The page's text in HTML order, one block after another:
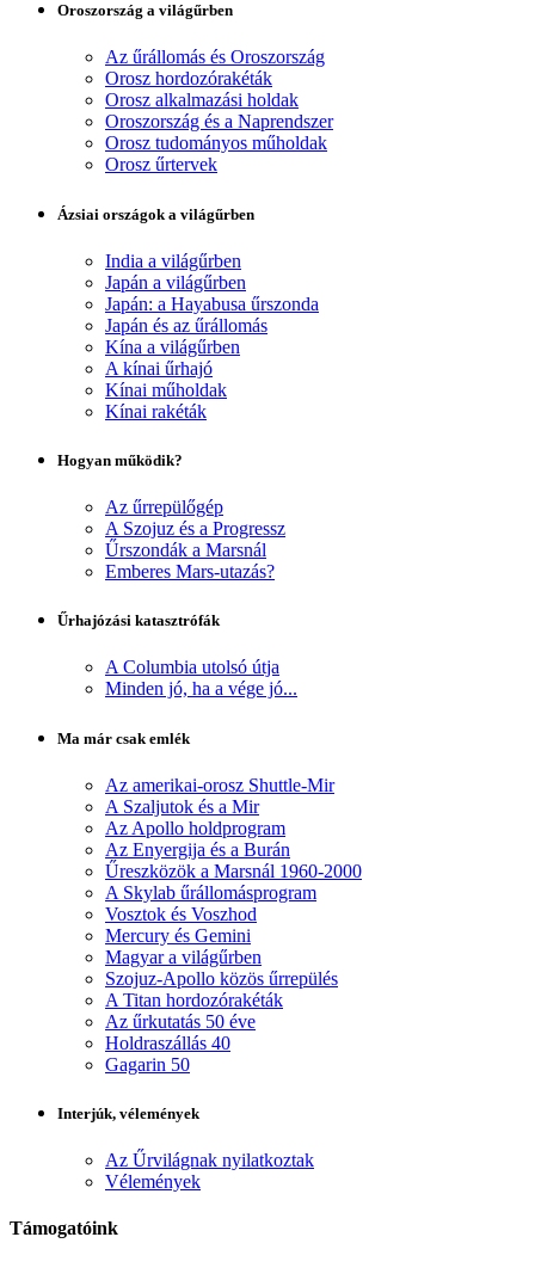
Oroszország a világűrben
Az űrállomás és Oroszország
Orosz hordozórakéták
Orosz alkalmazási holdak
Oroszország és a Naprendszer
Orosz tudományos műholdak
Orosz űrtervek
Ázsiai országok a világűrben
India a világűrben
Japán a világűrben
Japán: a Hayabusa űrszonda
Japán és az űrállomás
Kína a világűrben
A kínai űrhajó
Kínai műholdak
Kínai rakéták
Hogyan működik?
Az űrrepülőgép
A Szojuz és a Progressz
Űrszondák a Marsnál
Emberes Mars-utazás?
Űrhajózási katasztrófák
A Columbia utolsó útja
Minden jó, ha a vége jó...
Ma már csak emlék
Az amerikai-orosz Shuttle-Mir
A Szaljutok és a Mir
Az Apollo holdprogram
Az Enyergija és a Burán
Űreszközök a Marsnál 1960-2000
A Skylab űrállomásprogram
Vosztok és Voszhod
Mercury és Gemini
Magyar a világűrben
Szojuz-Apollo közös űrrepülés
A Titan hordozórakéták
Az űrkutatás 50 éve
Holdraszállás 40
Gagarin 50
Interjúk, vélemények
Az Űrvilágnak nyilatkoztak
Vélemények
Támogatóink